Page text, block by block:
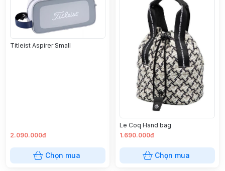
Titleist Aspirer Small
2.090.000đ
Chọn mua
Le Coq Hand bag
1.690.000đ
Chọn mua